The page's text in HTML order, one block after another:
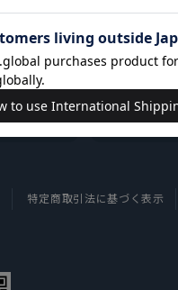
特定商取引法に基づく表示